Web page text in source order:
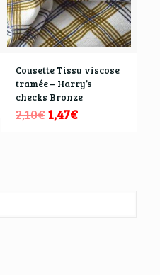
Cousette Tissu viscose
tramée – Harry’s
checks Bronze
2,10€1,47€